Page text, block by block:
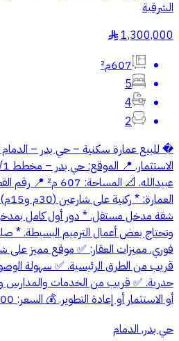
الشرقية
1,300,000
§
607م²
5
4
2
� للبيع عمارة سكنية – حي بدر –
شقة مدخل مستقل. * دور أول كامل
وتحتاج بعض أعمال الترميم البسيطة. *
فوري. مميزات العقار: ✅ موقع مميز على
قريب من الطرق الرئيسية. ✅ سهولة
حدرية. ✅ قريب من الخدمات
أو الاستثمار أو إعادة التطوير. 💰 السعر: 1,300,000 ريال
حي بدر, الدمام